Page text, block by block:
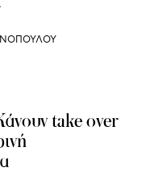
take over